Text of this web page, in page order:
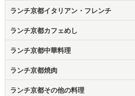
ランチ京都イタリアン・フレンチ
ランチ京都カフェめし
ランチ京都中華料理
ランチ京都焼肉
ランチ京都その他の料理